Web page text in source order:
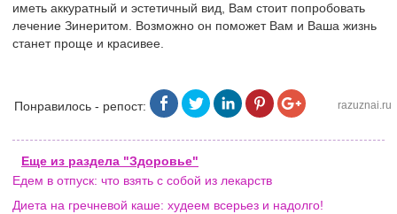
иметь аккуратный и эстетичный вид, Вам стоит попробовать
лечение Зинеритом. Возможно он поможет Вам и Ваша жизнь
станет проще и красивее.
Понравилось - репост: razuznai.ru
Еще из раздела "Здоровье"
Едем в отпуск: что взять с собой из лекарств
Диета на гречневой каше: худеем всерьез и надолго!